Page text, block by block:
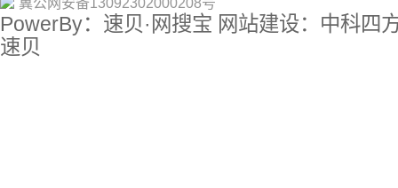
冀公网安备13092302000208号
PowerBy：速贝·网搜宝 网站建设：中科四
速贝